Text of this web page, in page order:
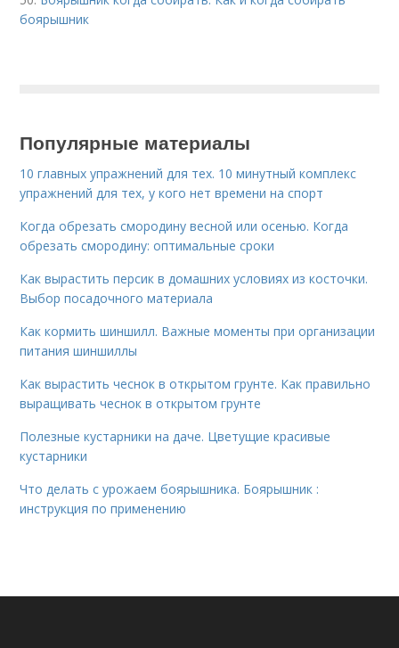
боярышник
Популярные материалы
10 главных упражнений для тех. 10 минутный комплекс
упражнений для тех, у кого нет времени на спорт
Когда обрезать смородину весной или осенью. Когда
обрезать смородину: оптимальные сроки
Как вырастить персик в домашних условиях из косточки.
Выбор посадочного материала
Как кормить шиншилл. Важные моменты при организации
питания шиншиллы
Как вырастить чеснок в открытом грунте. Как правильно
выращивать чеснок в открытом грунте
Полезные кустарники на даче. Цветущие красивые
кустарники
Что делать с урожаем боярышника. Боярышник :
инструкция по применению